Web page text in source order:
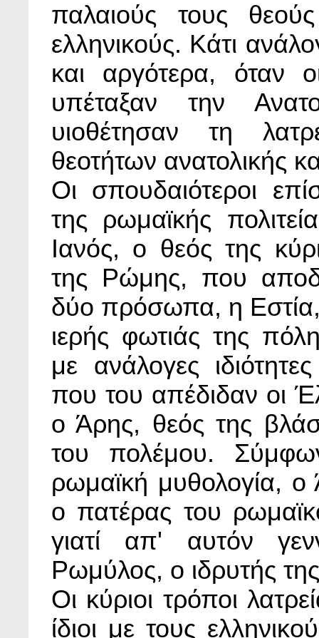
παλαιούς τους
ελληνικούς. Κάτι
και αργότερα, όταν
υπέταξαν την
υιοθέτησαν τη
θεοτήτων ανατολικής
Οι σπουδαιότεροι
της ρωμαϊκής
Ιανός, ο θεός της
της Ρώμης, που
δύο πρόσωπα, η
ιερής φωτιάς της
με ανάλογες
που του απέδιδαν οι
ο Άρης, θεός της
του πολέμου.
ρωμαϊκή μυθολογία, ο
ο πατέρας του
γιατί απ' αυτόν
Ρωμύλος, ο ιδρυτής
Οι κύριοι τρόποι
ίδιοι με τους